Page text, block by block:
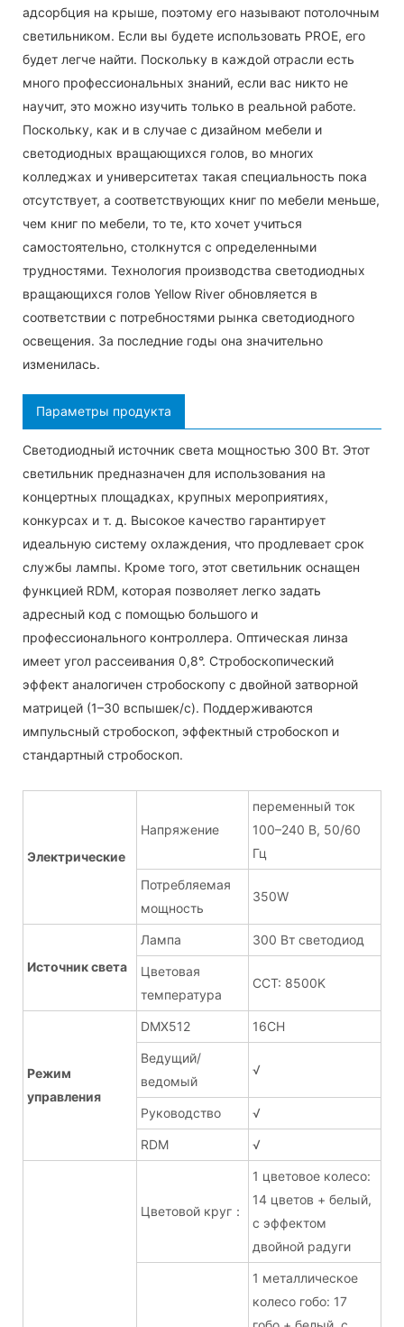
адсорбция на крыше, поэтому его называют потолочным
светильником. Если вы будете использовать PROE, его
будет легче найти. Поскольку в каждой отрасли есть
много профессиональных знаний, если вас никто не
научит, это можно изучить только в реальной работе.
Поскольку, как и в случае с дизайном мебели и
светодиодных вращающихся голов, во многих
колледжах и университетах такая специальность пока
отсутствует, а соответствующих книг по мебели меньше,
чем книг по мебели, то те, кто хочет учиться
самостоятельно, столкнутся с определенными
трудностями. Технология производства светодиодных
вращающихся голов Yellow River обновляется в
соответствии с потребностями рынка светодиодного
освещения. За последние годы она значительно
изменилась.
Параметры продукта
Светодиодный источник света мощностью 300 Вт. Этот
светильник предназначен для использования на
концертных площадках, крупных мероприятиях,
конкурсах и т. д. Высокое качество гарантирует
идеальную систему охлаждения, что продлевает срок
службы лампы. Кроме того, этот светильник оснащен
функцией RDM, которая позволяет легко задать
адресный код с помощью большого и
профессионального контроллера. Оптическая линза
имеет угол рассеивания 0,8°. Стробоскопический
эффект аналогичен стробоскопу с двойной затворной
матрицей (1–30 вспышек/с). Поддерживаются
импульсный стробоскоп, эффектный стробоскоп и
стандартный стробоскоп.
Электрические
Напряжение
переменный ток
100–240 В, 50/60
Гц
Потребляемая
мощность
350W
Источник света
Лампа 300 Вт светодиод
Цветовая
температура
CCT: 8500K
Режим
управления
DMX512 16CH
Ведущий/
ведомый
√
Руководство √
RDM √
Цветовой круг：
1 цветовое колесо:
14 цветов + белый,
с эффектом
двойной радуги
1 металлическое
колесо гобо: 17